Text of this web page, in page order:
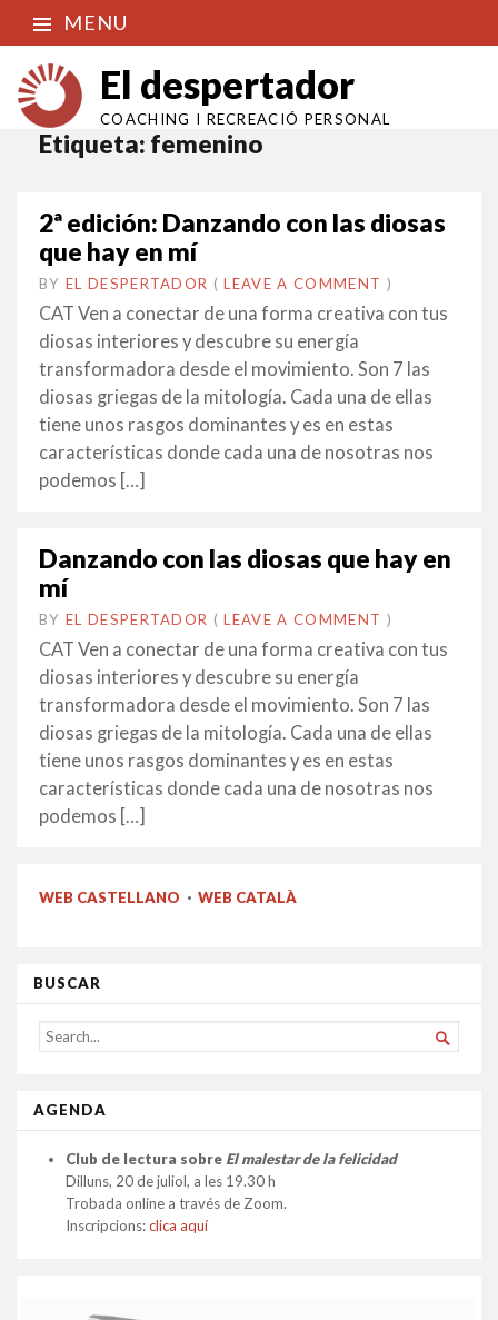
MENU
El despertador
COACHING I RECREACIÓ PERSONAL
Etiqueta: femenino
2ª edición: Danzando con las diosas
que hay en mí
BY EL DESPERTADOR ON
1
AGOST
•(LEAVE A COMMENT )
CAT Ven a conectar de una forma creativa con tus
diosas interiores y descubre su energía
transformadora desde el movimiento. Son 7 las
diosas griegas de la mitología. Cada una de ellas
tiene unos rasgos dominantes y es en estas
características donde cada una de nosotras nos
podemos […]
Danzando con las diosas que hay en
mí
BY EL DESPERTADOR ON
25
NOVEMBRE
•(LEAVE A COMMENT )
CAT Ven a conectar de una forma creativa con tus
diosas interiores y descubre su energía
transformadora desde el movimiento. Son 7 las
diosas griegas de la mitología. Cada una de ellas
tiene unos rasgos dominantes y es en estas
características donde cada una de nosotras nos
podemos […]
WEB CASTELLANO · WEB CATALÀ
BUSCAR
SEARCH
FOR...

AGENDA
Club de lectura sobre El malestar de la felicidad
Dilluns, 20 de juliol, a les 19.30 h
Trobada online a través de Zoom.
Inscripcions:clica aquí